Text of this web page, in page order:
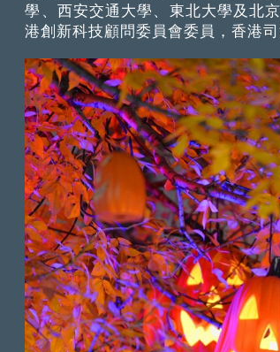
學、西安交通大學、東北大學及北
港創新科技顧問委員會委員，香港